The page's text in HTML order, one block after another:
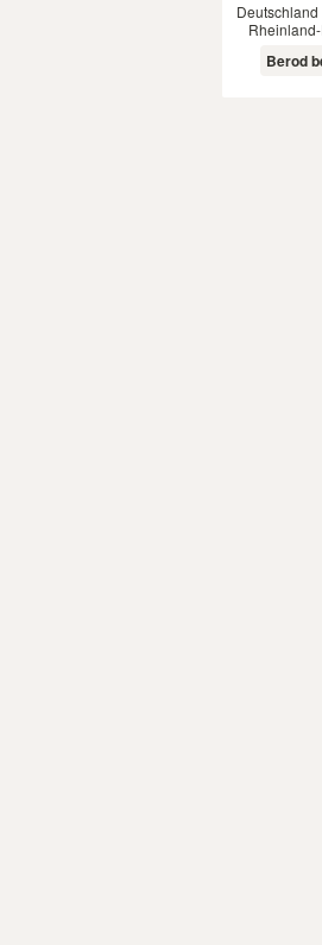
Deutschland
Berod